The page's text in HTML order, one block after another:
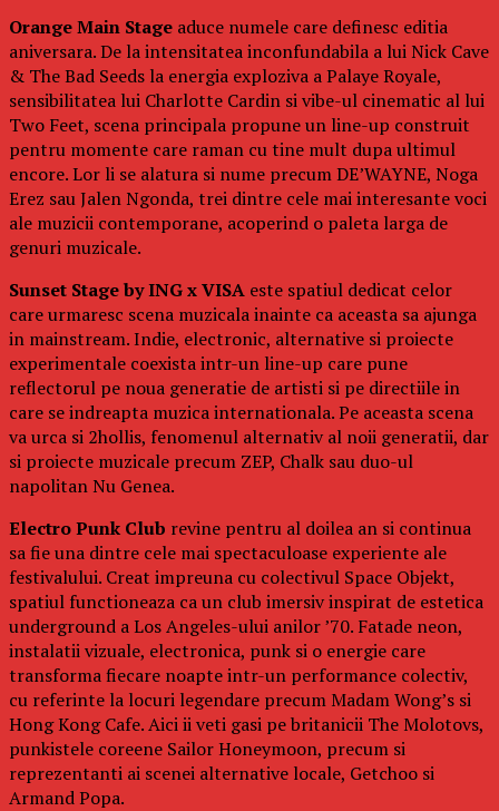
Orange Main Stage aduce numele care definesc editia
aniversara. De la intensitatea inconfundabila a lui Nick Cave
& The Bad Seeds la energia exploziva a Palaye Royale,
sensibilitatea lui Charlotte Cardin si vibe-ul cinematic al lui
Two Feet, scena principala propune un line-up construit
pentru momente care raman cu tine mult dupa ultimul
encore. Lor li se alatura si nume precum DE’WAYNE, Noga
Erez sau Jalen Ngonda, trei dintre cele mai interesante voci
ale muzicii contemporane, acoperind o paleta larga de
genuri muzicale.
Sunset Stage by ING x VISA este spatiul dedicat celor
care urmaresc scena muzicala inainte ca aceasta sa ajunga
in mainstream. Indie, electronic, alternative si proiecte
experimentale coexista intr-un line-up care pune
reflectorul pe noua generatie de artisti si pe directiile in
care se indreapta muzica internationala. Pe aceasta scena
va urca si 2hollis, fenomenul alternativ al noii generatii, dar
si proiecte muzicale precum ZEP, Chalk sau duo-ul
napolitan Nu Genea.
Electro Punk Club revine pentru al doilea an si continua
sa fie una dintre cele mai spectaculoase experiente ale
festivalului. Creat impreuna cu colectivul Space Objekt,
spatiul functioneaza ca un club imersiv inspirat de estetica
underground a Los Angeles-ului anilor ’70. Fatade neon,
instalatii vizuale, electronica, punk si o energie care
transforma fiecare noapte intr-un performance colectiv,
cu referinte la locuri legendare precum Madam Wong’s si
Hong Kong Cafe. Aici ii veti gasi pe britanicii The Molotovs,
punkistele coreene Sailor Honeymoon, precum si
reprezentanti ai scenei alternative locale, Getchoo si
Armand Popa.